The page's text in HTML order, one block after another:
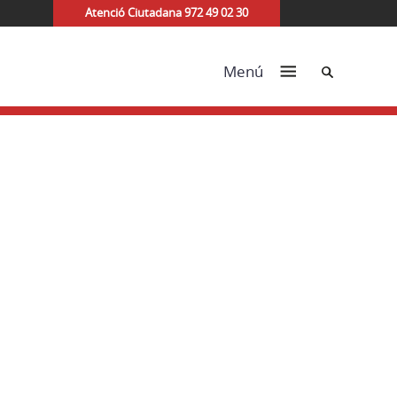
Atenció Ciutadana 972 49 02 30
Menú Cerca